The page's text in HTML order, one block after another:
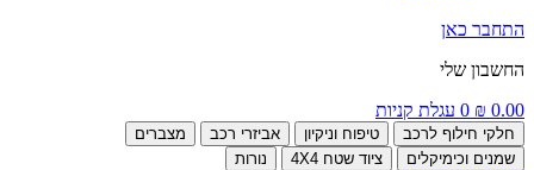
התחבר כאן
החשבון שלי
₪ 0.00
0 עגלת קניות
חלקי חילוף לרכב טיפוח וניקיון אביזרי רכב
מצברים
שמנים וכימיקלים
ציוד שטח 4X4 נורות